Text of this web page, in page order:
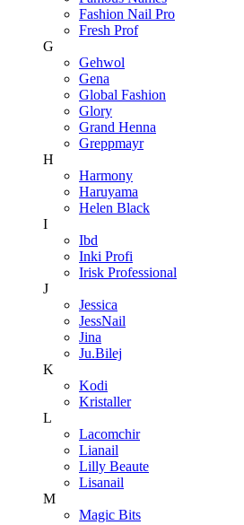
Fashion Nail Pro
Fresh Prof
G
Gehwol
Gena
Global Fashion
Glory
Grand Henna
Greppmayr
H
Harmony
Haruyama
Helen Black
I
Ibd
Inki Profi
Irisk Professional
J
Jessica
JessNail
Jina
Ju.Bilej
K
Kodi
Kristaller
L
Lacomchir
Lianail
Lilly Beaute
Lisanail
M
Magic Bits